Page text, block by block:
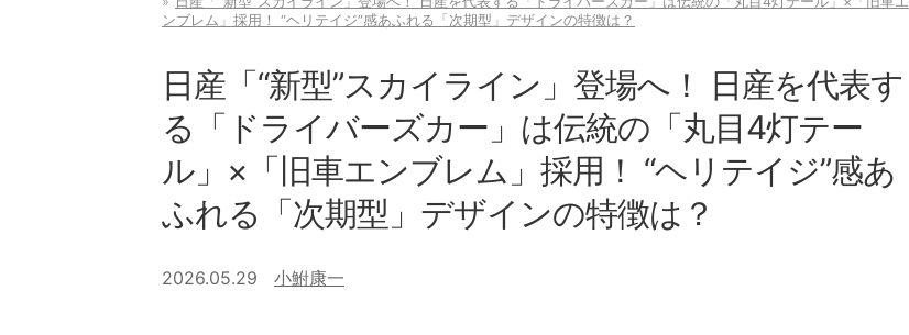
ンブレム」採用！ “ヘリテイジ”感あふれる「次期型」デザインの特徴は？
日産「“新型”スカイライン」登場へ！ 日産を代表す
る「ドライバーズカー」は伝統の「丸目4灯テー
ル」×「旧車エンブレム」採用！ “ヘリテイジ”感あ
ふれる「次期型」デザインの特徴は？
2026.05.29 小鮒康一